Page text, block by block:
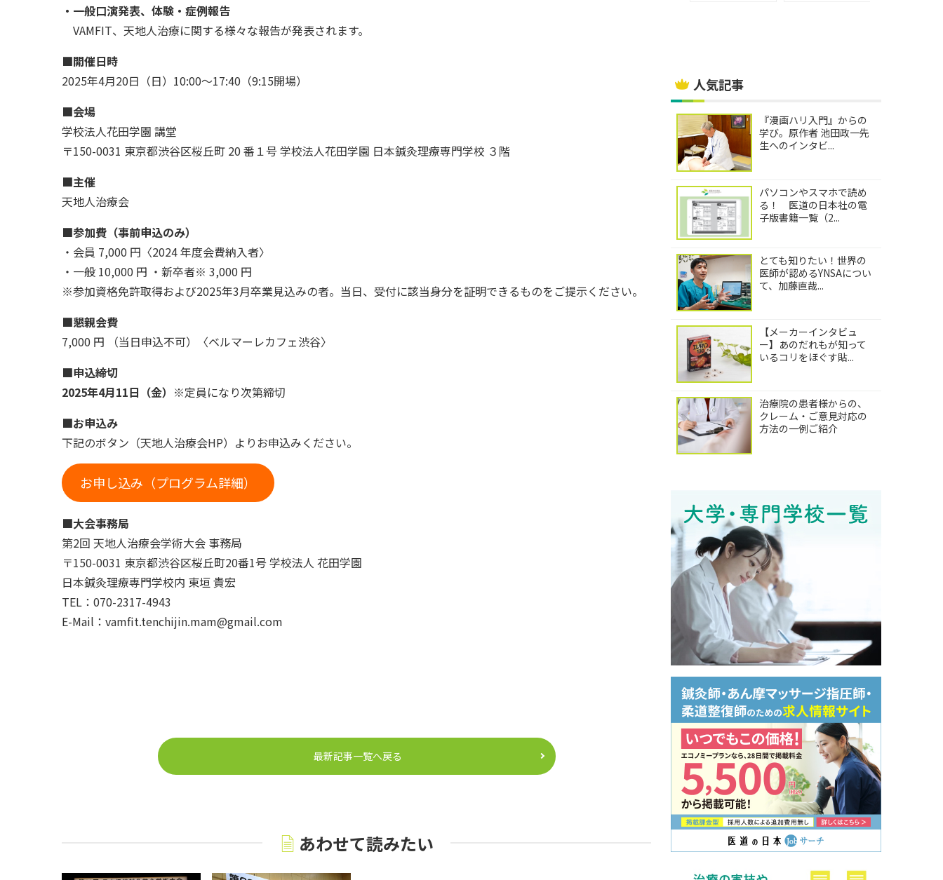
・一般口演発表、体験・症例報告
VAMFIT、天地人治療に関する様々な報告が発表されます。
■開催日時
2025年4月20日（日）10:00～17:40（9:15開場）
■会場
学校法人花田学園 講堂
〒150-0031 東京都渋谷区桜丘町 20 番１号 学校法人花田学園 日本鍼灸理療専門学校 ３階
■主催
天地人治療会
■参加費（事前申込のみ）
・会員 7,000 円〈2024 年度会費納入者〉
・一般 10,000 円 ・新卒者※ 3,000 円
※参加資格免許取得および2025年3月卒業見込みの者。当日、受付に該当身分を証明できるものをご提示ください。
■懇親会費
7,000 円 （当日申込不可）〈ベルマーレカフェ渋谷〉
■申込締切
2025年4月11日（金） ※定員になり次第締切
■お申込み
下記のボタン（天地人治療会HP）よりお申込みください。
お申し込み（プログラム詳細）
■大会事務局
第2回 天地人治療会学術大会 事務局
〒150-0031 東京都渋谷区桜丘町20番1号 学校法人 花田学園
日本鍼灸理療専門学校内 東垣 貴宏
TEL：070-2317-4943
E-Mail：vamfit.tenchijin.mam@gmail.com
最新記事一覧へ戻る
あわせて読みたい
人気記事
『漫画ハリ入門』からの
学び。原作者 池田政一先
生へのインタビ...
パソコンやスマホで読め
る！ 医道の日本社の電
子版書籍一覧（2...
とても知りたい！世界の
医師が認めるYNSAについ
て、加藤直哉...
【メーカーインタビュ
ー】あのだれもが知って
いるコリをほぐす貼...
治療院の患者様からの、
クレーム・ご意見対応の
方法の一例ご紹介